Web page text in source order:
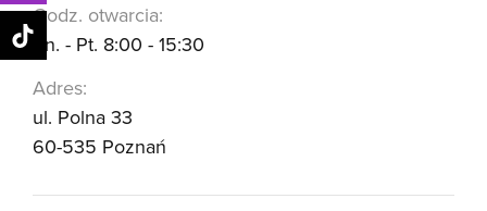
Godz. otwarcia:
Pn. - Pt. 8:00 - 15:30
Adres:
ul. Polna 33
60-535 Poznań